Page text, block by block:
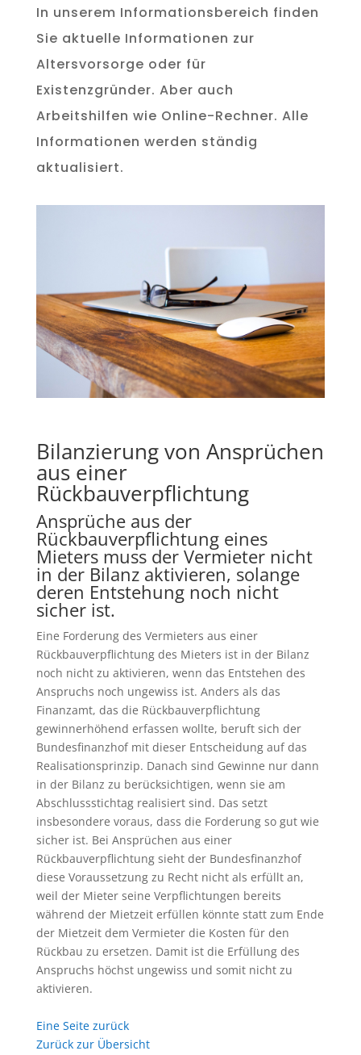
In unserem Informationsbereich finden
Sie aktuelle Informationen zur
Altersvorsorge oder für
Existenzgründer. Aber auch
Arbeitshilfen wie Online-Rechner. Alle
Informationen werden ständig
aktualisiert.
Bilanzierung von Ansprüchen
aus einer
Rückbauverpflichtung
Ansprüche aus der
Rückbauverpflichtung eines
Mieters muss der Vermieter nicht
in der Bilanz aktivieren, solange
deren Entstehung noch nicht
sicher ist.
Eine Forderung des Vermieters aus einer
Rückbauverpflichtung des Mieters ist in der Bilanz
noch nicht zu aktivieren, wenn das Entstehen des
Anspruchs noch ungewiss ist. Anders als das
Finanzamt, das die Rückbauverpflichtung
gewinnerhöhend erfassen wollte, beruft sich der
Bundesfinanzhof mit dieser Entscheidung auf das
Realisationsprinzip. Danach sind Gewinne nur dann
in der Bilanz zu berücksichtigen, wenn sie am
Abschlussstichtag realisiert sind. Das setzt
insbesondere voraus, dass die Forderung so gut wie
sicher ist. Bei Ansprüchen aus einer
Rückbauverpflichtung sieht der Bundesfinanzhof
diese Voraussetzung zu Recht nicht als erfüllt an,
weil der Mieter seine Verpflichtungen bereits
während der Mietzeit erfüllen könnte statt zum Ende
der Mietzeit dem Vermieter die Kosten für den
Rückbau zu ersetzen. Damit ist die Erfüllung des
Anspruchs höchst ungewiss und somit nicht zu
aktivieren.
Eine Seite zurück
Zurück zur Übersicht